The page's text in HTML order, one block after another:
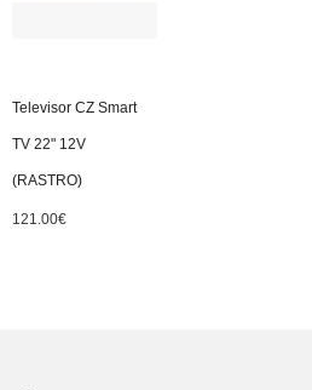
Televisor CZ Smart
TV 22" 12V
(RASTRO)
121.00€